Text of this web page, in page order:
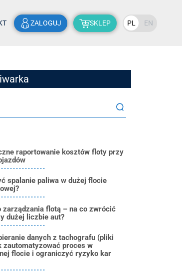
ZALOGUJ SKLEP PL EN
raportowanie kosztów floty przy
spalanie paliwa w dużej flocie
zarządzania flotą – na co zwrócić
dużej liczbie aut?
danych z tachografu (pliki
zautomatyzować proces w
flocie i ograniczyć ryzyko kar